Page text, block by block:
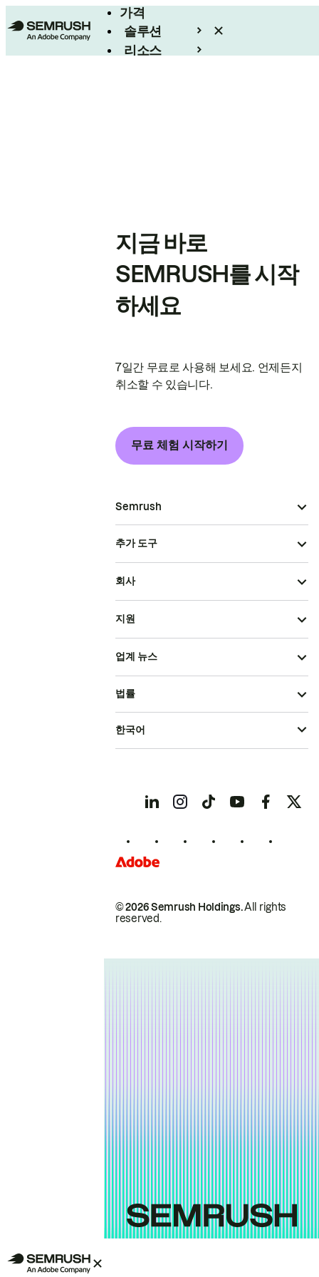
가격
솔루션
리소스
지금 바로
SEMRUSH를 시작
하세요
7일간 무료로 사용해 보세요. 언제든지
취소할 수 있습니다.
무료 체험 시작하기
Semrush
추가 도구
회사
지원
업계 뉴스
© 2026 Semrush Holdings.All rights
reserved.
법률
한국어